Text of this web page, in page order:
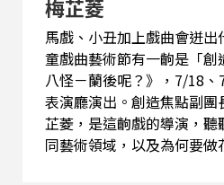
梅芷菱
馬戲、小丑加上戲曲會迸
童戲曲藝術節有一齣是「
八怪－蘭後呢？》，7/18
表演廳演出。創造焦點副
芷菱，是這齣戲的導演，
同藝術領域，以及為何要